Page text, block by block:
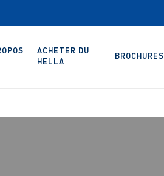
ACHETER DU
HELLA
BROCHURES